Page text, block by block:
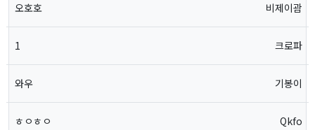
오호호 비제이괌
1 크로파
와우 기봉이
ㅎㅇㅎㅇ Qkfo